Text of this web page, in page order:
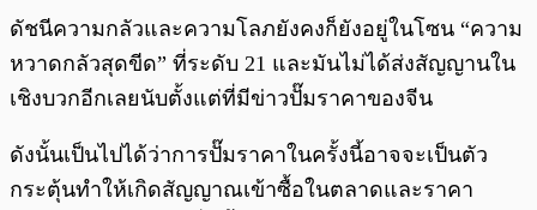
ดัชนีความกลัวและความโลภยังคงก็ยังอยู่ในโซน “ความ
หวาดกลัวสุดขีด” ที่ระดับ 21 และมันไม่ได้ส่งสัญญานใน
เชิงบวกอีกเลยนับตั้งแต่ที่มีข่าวปั๊มราคาของจีน
ดังนั้นเป็นไปได้ว่าการปั๊มราคาในครั้งนี้อาจจะเป็นตัว
กระตุ้นทำให้เกิดสัญญาณเข้าซื้อในตลาดและราคา